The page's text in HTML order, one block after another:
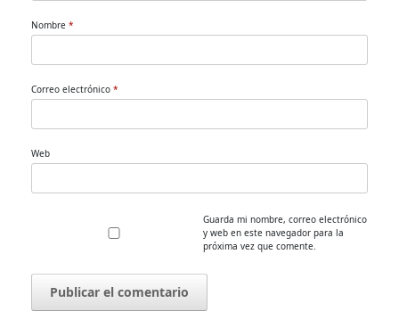
Nombre *
Correo electrónico *
Web
Guarda mi nombre, correo electrónico
y web en este navegador para la
próxima vez que comente.